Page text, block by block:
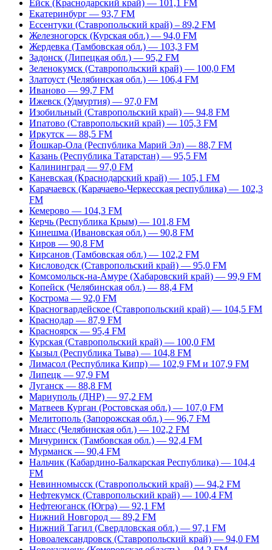
Ейск (Краснодарский край) — 101,1 FM
Екатеринбург — 93,7 FM
Ессентуки (Ставропольский край) – 89,2 FM
Железногорск (Курская обл.) — 94,0 FM
Жердевка (Тамбовская обл.) — 103,3 FM
Задонск (Липецкая обл.) — 95,2 FM
Зеленокумск (Ставропольский край) — 100,0 FM
Златоуст (Челябинская обл.) — 106,4 FM
Иваново — 99,7 FM
Ижевск (Удмуртия) — 97,0 FM
Изобильный (Ставропольский край) — 94,8 FM
Ипатово (Ставропольский край) — 105,3 FM
Иркутск — 88,5 FM
Йошкар-Ола (Республика Марий Эл) — 88,7 FM
Казань (Республика Татарстан) — 95,5 FM
Калининград — 97,0 FM
Каневская (Краснодарский край) — 105,1 FM
Карачаевск (Карачаево-Черкесская республика) — 102,3
FM
Кемерово — 104,3 FM
Керчь (Республика Крым) — 101,8 FM
Кинешма (Ивановская обл.) — 90,8 FM
Киров — 90,8 FM
Кирсанов (Тамбовская обл.) — 102,2 FM
Кисловодск (Ставропольский край) — 95,0 FM
Комсомольск-на-Амуре (Хабаровский край) — 99,9 FM
Копейск (Челябинская обл.) — 88,4 FM
Кострома — 92,0 FM
Красногвардейское (Ставропольский край) — 104,5 FM
Краснодар — 87,9 FM
Красноярск — 95,4 FM
Курская (Ставропольский край) — 100,0 FM
Кызыл (Республика Тыва) — 104,8 FM
Лимасол (Республика Кипр) — 102,9 FM и 107,9 FM
Липецк — 97,9 FM
Луганск — 88,8 FM
Мариуполь (ДНР) — 97,2 FM
Матвеев Курган (Ростовская обл.) — 107,0 FM
Мелитополь (Запорожская обл.) — 96,7 FM
Миасс (Челябинская обл.) — 102,2 FM
Мичуринск (Тамбовская обл.) — 92,4 FM
Мурманск — 90,4 FM
Нальчик (Кабардино-Балкарская Республика) — 104,4
FM
Невинномысск (Ставропольский край) — 94,2 FM
Нефтекумск (Ставропольский край) — 100,4 FM
Нефтеюганск (Югра) — 92,1 FM
Нижний Новгород — 89,2 FM
Нижний Тагил (Свердловская обл.) — 97,1 FM
Новоалександровск (Ставропольский край) — 94,0 FM